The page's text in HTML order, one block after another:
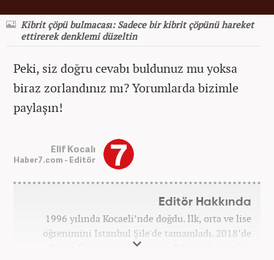
Kibrit çöpü bulmacası: Sadece bir kibrit çöpünü hareket
ettirerek denklemi düzeltin
Peki, siz doğru cevabı buldunuz mu yoksa
biraz zorlandınız mı? Yorumlarda bizimle
paylaşın!
Elif Kocalı
Haber7.com - Editör
Editör Hakkında
1996 yılında Kocaeli’nde doğdu. İlk, orta ve lise
öğrenimini İstanbul Şile'de tamamladı. 2018’de
Düzce Üniversitesi Yönetim Bilişim Sistemleri